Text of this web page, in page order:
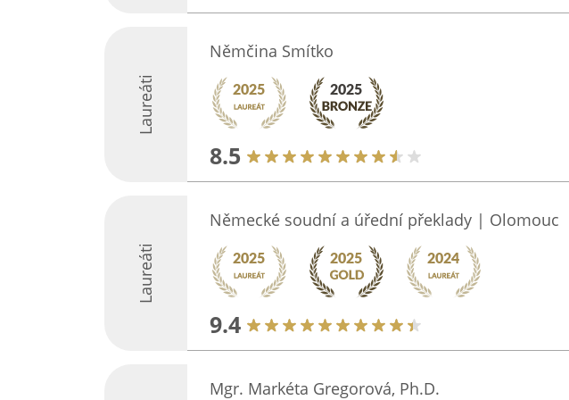
Laureáti
Němčina Smítko
8.5
Laureáti
Německé soudní a úřední překlady | Olomouc
9.4
Mgr. Markéta Gregorová, Ph.D.